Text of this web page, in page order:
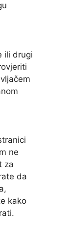
ili drugi
ne
za
da
kako